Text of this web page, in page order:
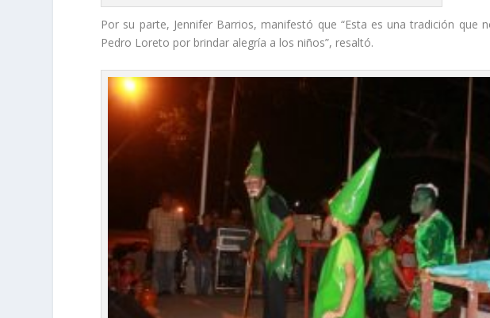
Por su parte, Jennifer Barrios, manifestó que “Esta es una tradición que
Pedro Loreto por brindar alegría a los niños”, resaltó.